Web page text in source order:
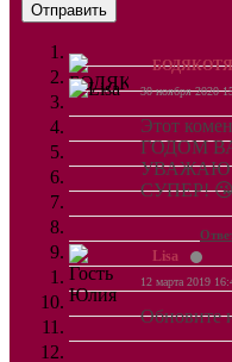
Отправить
БОДЯКОТЯ
30 ноября 2020
Этот
ГОДОМ
УВАЖАЮ
СУПЕР!
Lisa
12 марта 2019
Обновите